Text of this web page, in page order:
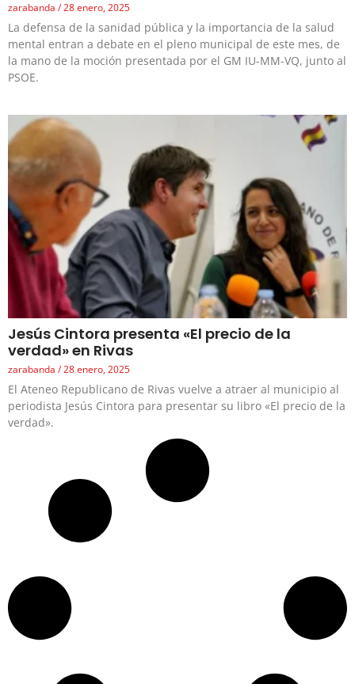
zarabanda 28 enero, 2025
La defensa de la sanidad pública y la importancia de la salud
mental entran a debate en el pleno municipal de este mes, de
la mano de la moción presentada por el GM IU-MM-VQ, junto al
PSOE.
Jesús Cintora presenta «El precio de la
verdad» en Rivas
zarabanda 28 enero, 2025
El Ateneo Republicano de Rivas vuelve a atraer al municipio al
periodista Jesús Cintora para presentar su libro «El precio de la
verdad».